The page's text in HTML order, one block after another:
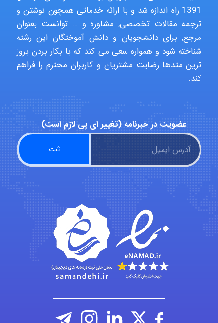
hosein abdolvand
Kati
emami
ehtesham
Iman Hosseini
Chehri
1391 راه اندازه شد و با ارائه خدماتی همچون نوشتن و
ترجمه مقالات تخصصی, مشاوره و … توانست بعنوان
مرجع, برای دانشجویان و دانش آموختگان این رشته
شناخته شود و همواره سعی می کند که با بکار بردن بروز
ترین متدها رضایت مشتریان و کاربران محترم را فراهم
کند.
عضویت در خبرنامه (تغییر ای پی لازم است)